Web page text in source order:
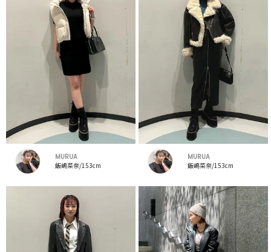
MURUA
飯嶋菜奈/153cm
MURUA
飯嶋菜奈/153cm